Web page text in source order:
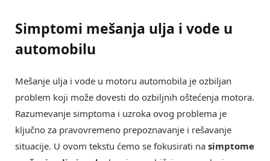
Simptomi mešanja ulja i vode u
automobilu
Mešanje ulja i vode u motoru automobila je ozbiljan
problem koji može dovesti do ozbiljnih oštećenja motora.
Razumevanje simptoma i uzroka ovog problema je
ključno za pravovremeno prepoznavanje i rešavanje
situacije. U ovom tekstu ćemo se fokusirati na simptome